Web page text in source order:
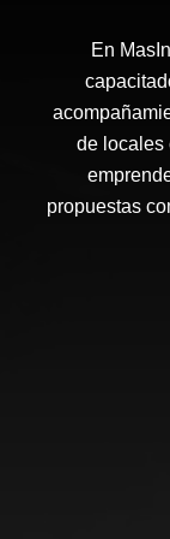
En
de locales
propuestas